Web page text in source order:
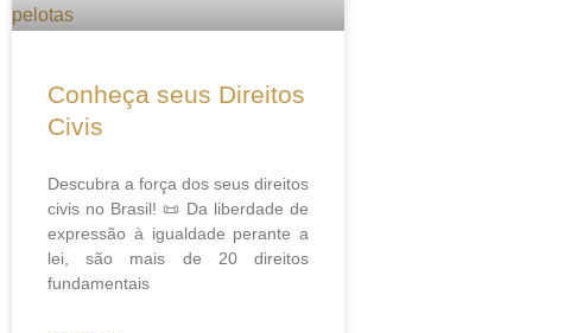
Conheça seus Direitos
Civis
Descubra a força dos seus direitos
civis no Brasil! 📜 Da liberdade de
expressão à igualdade perante a
lei, são mais de 20 direitos
fundamentais